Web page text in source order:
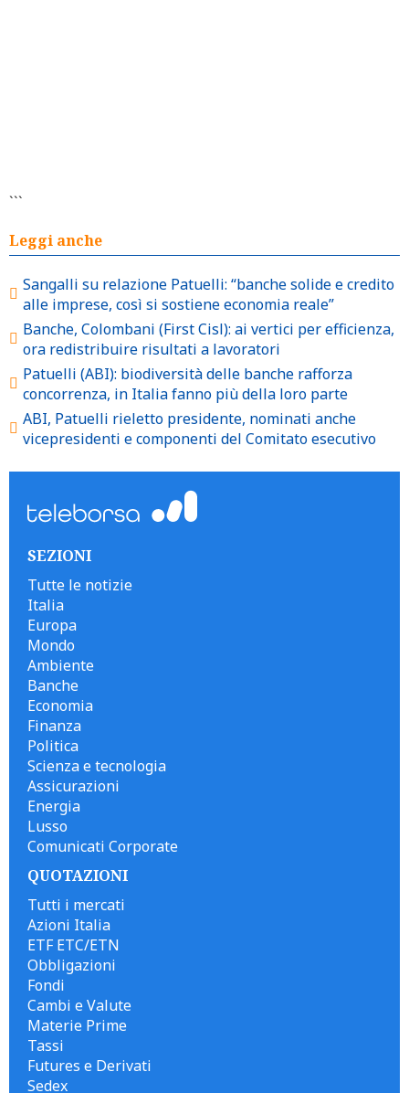
```
Leggi anche
Sangalli su relazione Patuelli: “banche solide e credito
alle imprese, così si sostiene economia reale”
Banche, Colombani (First Cisl): ai vertici per efficienza,
ora redistribuire risultati a lavoratori
Patuelli (ABI): biodiversità delle banche rafforza
concorrenza, in Italia fanno più della loro parte
ABI, Patuelli rieletto presidente, nominati anche
vicepresidenti e componenti del Comitato esecutivo
SEZIONI
Tutte le notizie
Italia
Europa
Mondo
Ambiente
Banche
Economia
Finanza
Politica
Scienza e tecnologia
Assicurazioni
Energia
Lusso
Comunicati Corporate
QUOTAZIONI
Tutti i mercati
Azioni Italia
ETF ETC/ETN
Obbligazioni
Fondi
Cambi e Valute
Materie Prime
Tassi
Futures e Derivati
Sedex